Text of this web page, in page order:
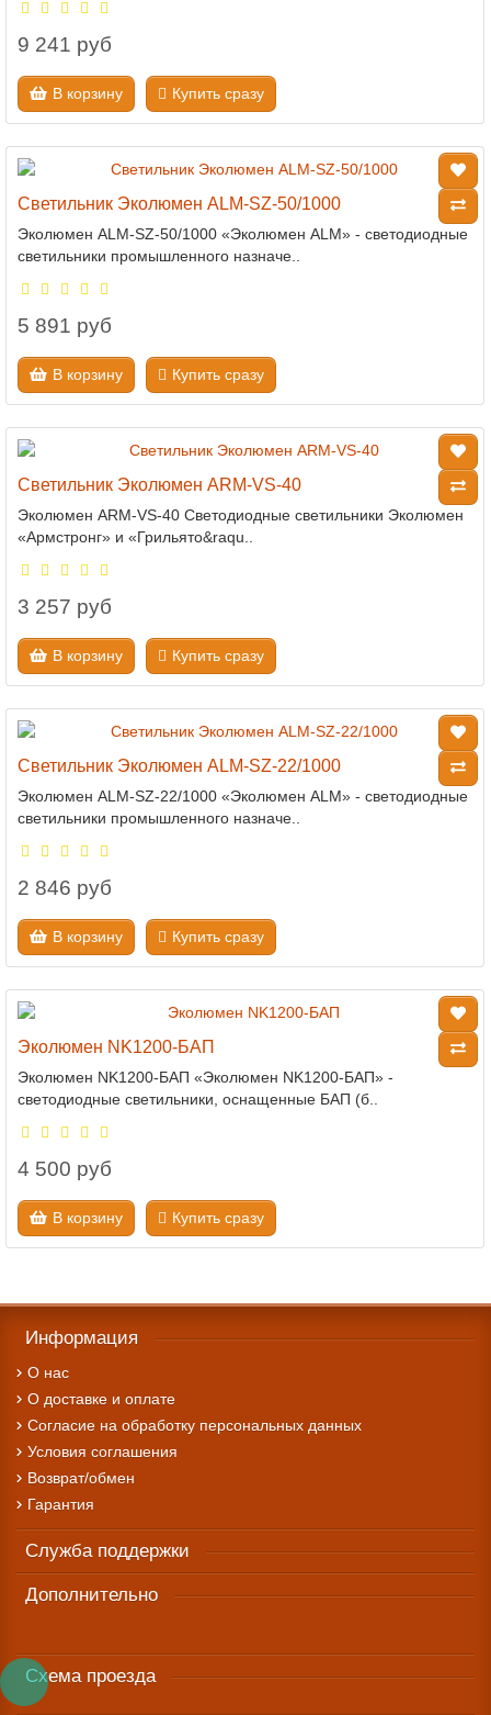
9 241 руб
В корзину Купить сразу
Светильник Эколюмен ALM-SZ-50/1000
Эколюмен ALM-SZ-50/1000 «Эколюмен ALM» - светодиодные
светильники промышленного назначе..
5 891 руб
В корзину Купить сразу
Светильник Эколюмен ARM-VS-40
Эколюмен ARM-VS-40 Светодиодные светильники Эколюмен
«Армстронг» и «Грильято&raqu..
3 257 руб
В корзину Купить сразу
Светильник Эколюмен ALM-SZ-22/1000
Эколюмен ALM-SZ-22/1000 «Эколюмен ALM» - светодиодные
светильники промышленного назначе..
2 846 руб
В корзину Купить сразу
Эколюмен NK1200-БАП
Эколюмен NK1200-БАП «Эколюмен NK1200-БАП» -
светодиодные светильники, оснащенные БАП (б..
4 500 руб
В корзину Купить сразу
Информация
О нас
О доставке и оплате
Cогласие на обработку персональных данных
Условия соглашения
Возврат/обмен
Гарантия
Служба поддержки
Дополнительно
Схема проезда